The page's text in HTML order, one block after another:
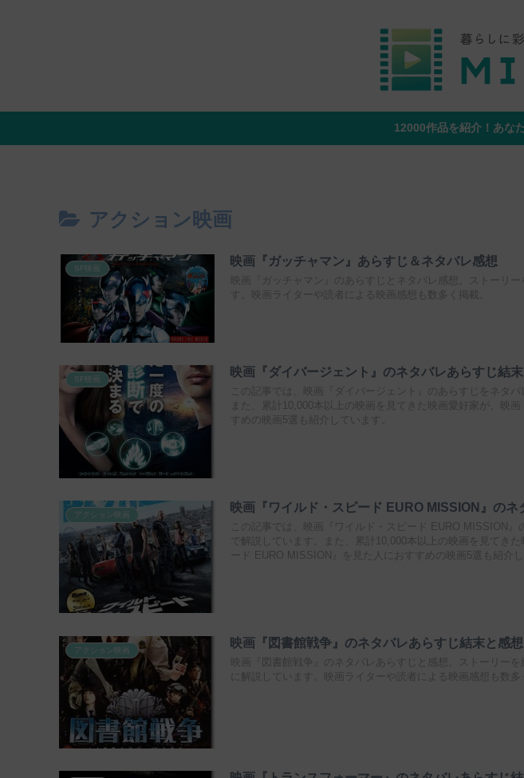
12000作品を紹介！あな
アクション映画
SF映画
映画『ガッチャマン』あらすじ＆ネタバレ感想
映画『ガッチャマン』のあらすじとネタバレ感想。ストーリ
す。映画ライターや読者による映画感想も数多く掲載。
SF映画
映画『ダイバージェント』のネタバレあらすじ結
この記事では、映画『ダイバージェント』のあらすじをネタ
また、累計10,000本以上の映画を見てきた映画愛好家が、映
すめの映画5選も紹介しています。
アクション映画
映画『ワイルド・スピード EURO MISSION』の
この記事では、映画『ワイルド・スピード EURO MISSION』
で解説しています。また、累計10,000本以上の映画を見てき
ード EURO MISSION』を見た人におすすめの映画5選も紹介し
アクション映画
映画『図書館戦争』のネタバレあらすじ結末と感想
映画『図書館戦争』のネタバレあらすじと感想。ストーリー
に解説しています。映画ライターや読者による映画感想も数多